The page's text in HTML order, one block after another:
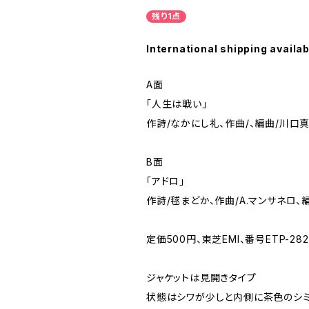
残り1点
International shipping
A面
「人生は戦い」
作詩/なかにし礼、作曲/、編曲/川口真
B面
「アドロ」
作詩/毬まどか、作曲/A.マンサネロ
定価500円、東芝EMI、番号ETP-
ジャケットは見開きタイプ
状態はシワが少しと内側に茶色のシ